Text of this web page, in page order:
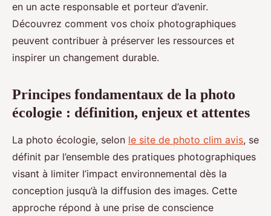
en un acte responsable et porteur d’avenir.
Découvrez comment vos choix photographiques
peuvent contribuer à préserver les ressources et
inspirer un changement durable.
Principes fondamentaux de la photo
écologie : définition, enjeux et attentes
La photo écologie, selon le site de photo clim avis, se
définit par l’ensemble des pratiques photographiques
visant à limiter l’impact environnemental dès la
conception jusqu’à la diffusion des images. Cette
approche répond à une prise de conscience